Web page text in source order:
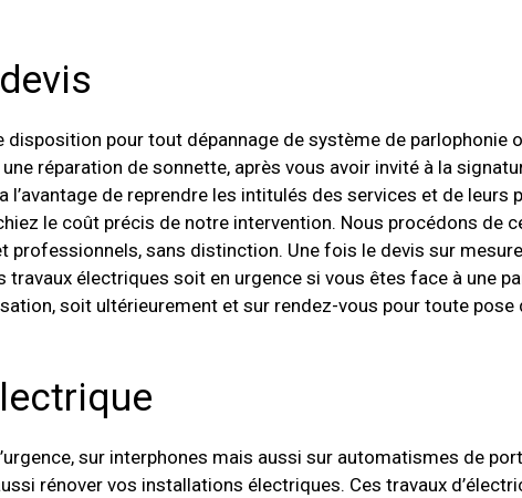
disposition pour tout dépannage de système de parlophonie
réparation de sonnette, après vous avoir invité à la
l’avantage de reprendre les intitulés des services et de leurs
le coût précis de notre intervention. Nous procédons de
professionnels, sans distinction. Une fois le devis sur mesure
travaux électriques soit en urgence si vous êtes face à une
soit ultérieurement et sur rendez-vous pour toute pose
sur interphones mais aussi sur automatismes de
rénover vos installations électriques. Ces travaux